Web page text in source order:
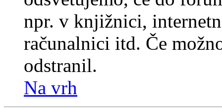
npr. v knjižnici,
računalnici itd. Če
odstranil.
Na vrh